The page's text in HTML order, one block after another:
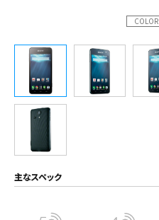
COLOR
主なスペック